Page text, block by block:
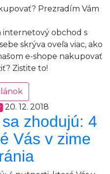
internetový obchod s
skrýva oveľa viac, ako
e-shope nakupovať
Zistite to!
20. 12. 2018
zhodujú: 4
Vás v zime